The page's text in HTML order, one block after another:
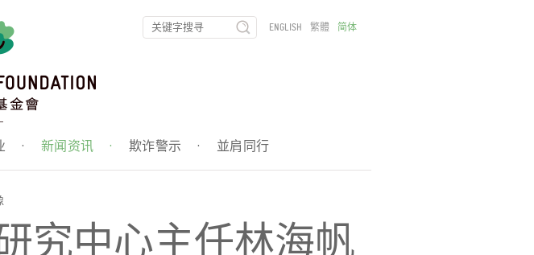
· 新闻资讯 · 欺诈警示 · 並肩同行
ENGLISH 繁體 简体
究中心主任林海帆